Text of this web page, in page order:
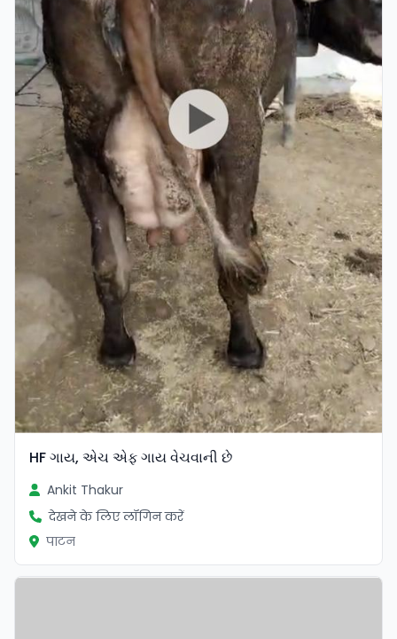
HF ગાય, એચ એફ ગાય વેચવાની છે
Ankit Thakur
देखने के लिए लॉगिन करें
पाटन